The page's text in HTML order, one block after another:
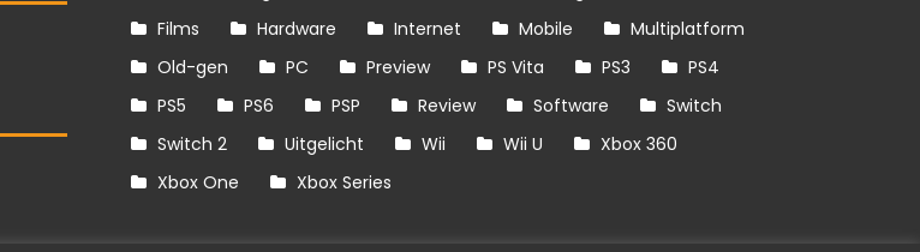
Films
Hardware Internet Mobile
Multiplatform
Old-gen
PC Preview PS Vita PS3
PS4
PS5
PS6 PSP Review Software
Switch
Switch 2
Uitgelicht Wii Wii U
Xbox 360
Xbox One
Xbox Series